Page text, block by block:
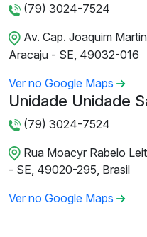
(79) 3024-7524
Av. Cap. Joaquim
Aracaju - SE, 49032-016
Ver no Google Maps
Unidade Unidade
(79) 3024-7524
Rua Moacyr Rabelo
- SE, 49020-295, Brasil
Ver no Google Maps